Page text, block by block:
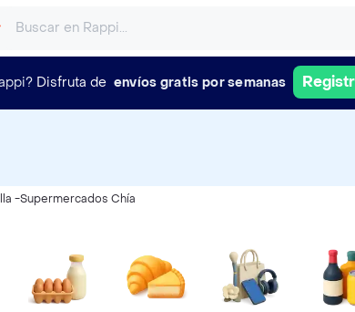
Disfruta de envíos gratis por semanas
-Supermercados Chía